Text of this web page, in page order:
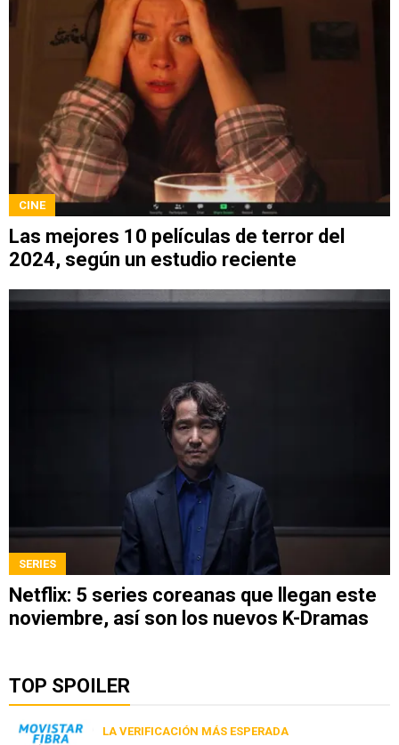
CINE
Las mejores 10 películas de terror del
2024, según un estudio reciente
SERIES
Netflix: 5 series coreanas que llegan este
noviembre, así son los nuevos K-Dramas
TOP SPOILER
LA VERIFICACIÓN MÁS ESPERADA